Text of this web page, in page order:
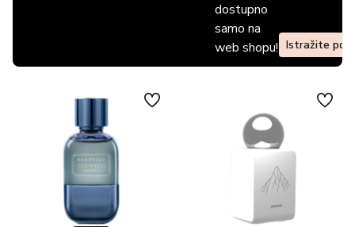
dostupno
samo na
web shopu! Istražite